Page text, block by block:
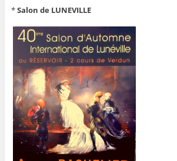
*Salon de LUNEVILLE